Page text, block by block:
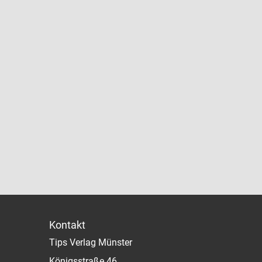
Kontakt
Tips Verlag Münster